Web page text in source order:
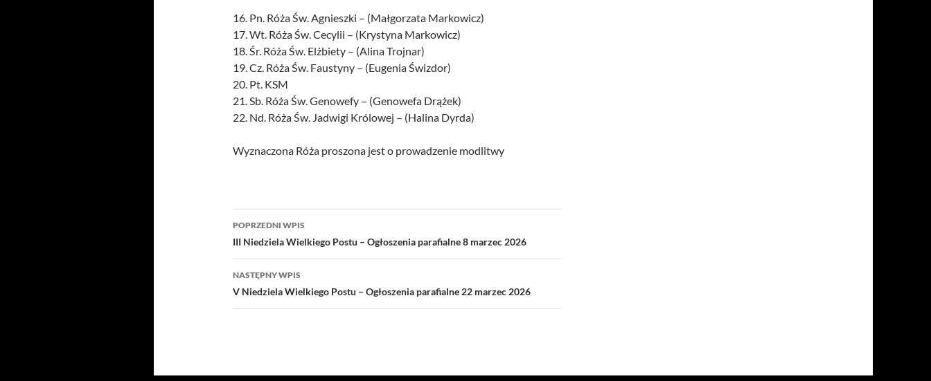
16. Pn. Róża Św. Agnieszki – (Małgorzata Markowicz)
17. Wt. Róża Św. Cecylii – (Krystyna Markowicz)
18. Śr. Róża Św. Elżbiety – (Alina Trojnar)
19. Cz. Róża Św. Faustyny – (Eugenia Świzdor)
20. Pt. KSM
21. Sb. Róża Św. Genowefy – (Genowefa Drążek)
22. Nd. Róża Św. Jadwigi Królowej – (Halina Dyrda)
Wyznaczona Róża proszona jest o prowadzenie modlitwy
Nawigacja
wpisu
POPRZEDNI WPIS
III Niedziela Wielkiego Postu – Ogłoszenia parafialne 8 marzec 2026
NASTĘPNY WPIS
V Niedziela Wielkiego Postu – Ogłoszenia parafialne 22 marzec 2026